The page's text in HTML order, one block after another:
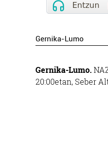
Gernika-Lumo
Gernika-Lumo.
20:00etan, Seber